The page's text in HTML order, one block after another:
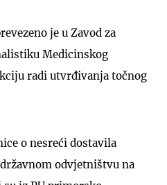
je u Zavod za
Medicinskog
radi utvrđivanja točnog
o nesreći dostavila
odvjetništvu na